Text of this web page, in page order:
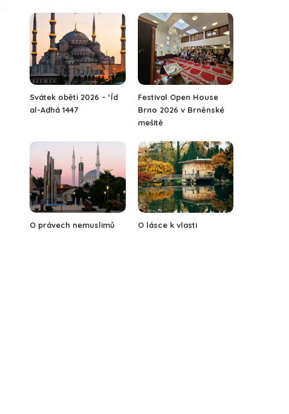
Svátek oběti 2026 – ‘Íd
al-Adhá 1447
Festival Open House
Brno 2026 v Brněnské
mešitě
O právech nemuslimů O lásce k vlasti